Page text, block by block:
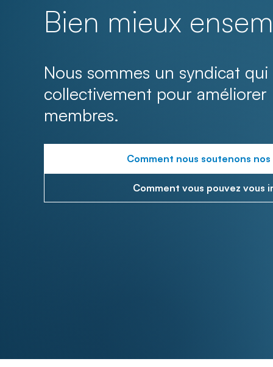
Bien mieux
Nous sommes un syndicat
collectivement pour améliorer
membres.
Comment nous soutenons
Comment vous pouvez vous